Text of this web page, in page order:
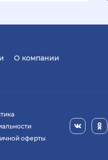
О компании
оферты